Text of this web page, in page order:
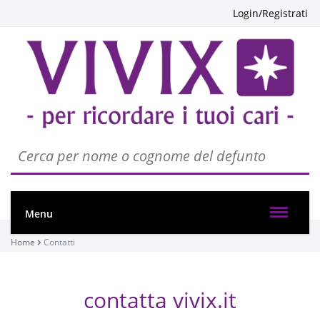
Login/Registrati
Menu
Home Contatti
contatta vivix.it